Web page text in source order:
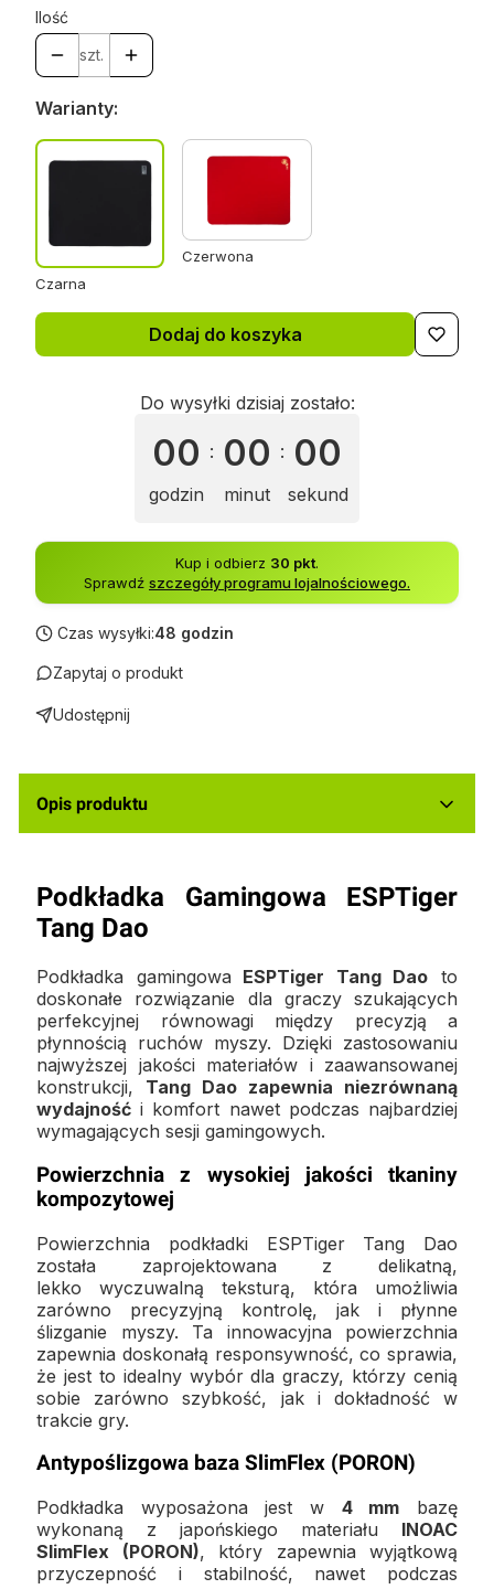
Ilość
szt.
Warianty:
Czarna
Czerwona
Dodaj do koszyka
Do wysyłki dzisiaj zostało:
00
godzin
: 00
minut
: 00
sekund
Kup i odbierz 30 pkt.
Sprawdź szczegóły programu lojalnościowego.
Czas wysyłki:48 godzin
Zapytaj o produkt
Udostępnij
Opis produktu
Podkładka Gamingowa ESPTiger
Tang Dao
Podkładka gamingowa ESPTiger Tang Dao to
doskonałe rozwiązanie dla graczy szukających
perfekcyjnej równowagi między precyzją a
płynnością ruchów myszy. Dzięki zastosowaniu
najwyższej jakości materiałów i zaawansowanej
konstrukcji, Tang Dao zapewnia niezrównaną
wydajność i komfort nawet podczas najbardziej
wymagających sesji gamingowych.
Powierzchnia z wysokiej jakości tkaniny
kompozytowej
Powierzchnia podkładki ESPTiger Tang Dao
została zaprojektowana z delikatną,
lekko wyczuwalną teksturą, która umożliwia
zarówno precyzyjną kontrolę, jak i płynne
ślizganie myszy. Ta innowacyjna powierzchnia
zapewnia doskonałą responsywność, co sprawia,
że jest to idealny wybór dla graczy, którzy cenią
sobie zarówno szybkość, jak i dokładność w
trakcie gry.
Antypoślizgowa baza SlimFlex (PORON)
Podkładka wyposażona jest w 4 mm bazę
wykonaną z japońskiego materiału INOAC
SlimFlex (PORON), który zapewnia wyjątkową
przyczepność i stabilność, nawet podczas